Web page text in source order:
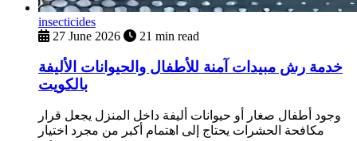
insecticides
27 June 2026
21 min read
خدمة رش مبيدات آمنة للأطفال والحيوانات الأليفة
بالكويت
وجود أطفال صغار أو حيوانات أليفة داخل المنزل يجعل قرار
مكافحة الحشرات يحتاج إلى اهتمام أكبر من مجرد اختيار